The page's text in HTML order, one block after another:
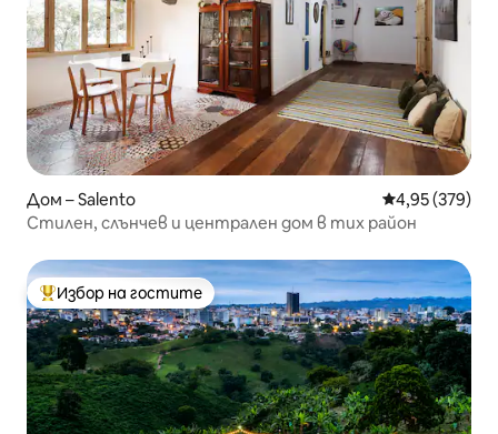
Дом – Salento Средна
4,95 (379)
Стилен, слънчев и централен дом в тих район
Най-популярен избор на гостите
Избор на гостите